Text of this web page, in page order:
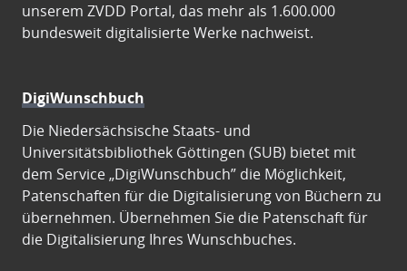
unserem ZVDD Portal, das mehr als 1.600.000
bundesweit digitalisierte Werke nachweist.
DigiWunschbuch
Die Niedersächsische Staats- und
Universitätsbibliothek Göttingen (SUB) bietet mit
dem Service „DigiWunschbuch” die Möglichkeit,
Patenschaften für die Digitalisierung von Büchern zu
übernehmen. Übernehmen Sie die Patenschaft für
die Digitalisierung Ihres Wunschbuches.